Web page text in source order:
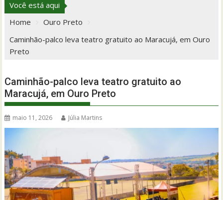
Você está aqui
Home
Ouro Preto
Caminhão-palco leva teatro gratuito ao Maracujá, em Ouro
Preto
Caminhão-palco leva teatro gratuito ao
Maracujá, em Ouro Preto
maio 11, 2026 Júlia Martins